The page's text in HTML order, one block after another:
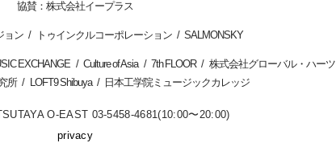
株式会社イープラス
ョン トゥインクルコーポレーション SALMONSKY
EXCHANGE Culture of Asia 7th FLOOR
株式会社グローバル・ハーツ
所
LOFT9 Shibuya 日本工学院ミュージックカレッジ
O-EAST 03-5458-4681(10:00〜20:00)
privacy